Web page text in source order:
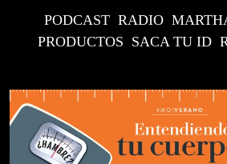
PODCAST RADIO
PRODUCTOS SACA TU ID